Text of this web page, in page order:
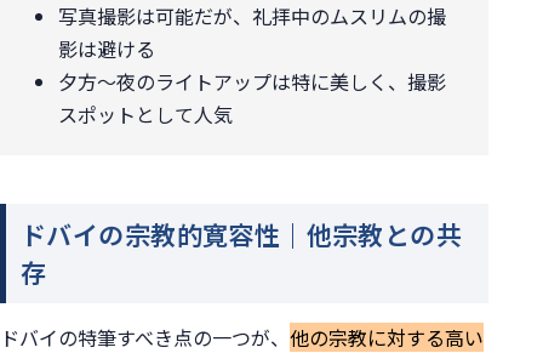
写真撮影は可能だが、礼拝中のムスリムの撮
影は避ける
夕方〜夜のライトアップは特に美しく、撮影
スポットとして人気
ドバイの宗教的寛容性｜他宗教との共
存
ドバイの特筆すべき点の一つが、 他の宗教に対する高い